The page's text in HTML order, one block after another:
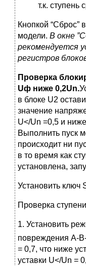
т.к. ступень
Кнопкой “Сброс”
модели. В окне
рекомендуется
регистров
Проверка
Uф ниже 0,2Un.
в блоке U2
значение
U</Un =0,5 и
Выполнить пуск
происходит ни
в то время как
установлена,
Установить ключ
Проверка
1. Установить
повреждения А-
= 0,7, что ниже
уставки U</Un =